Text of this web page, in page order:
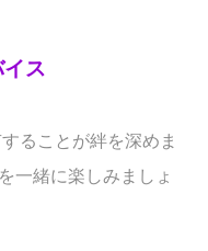
ス
ることが絆を深めま
一緒に楽しみましょ